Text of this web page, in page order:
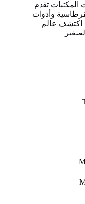
المكتبات تقدم
وأدوات
اكتشف عالم